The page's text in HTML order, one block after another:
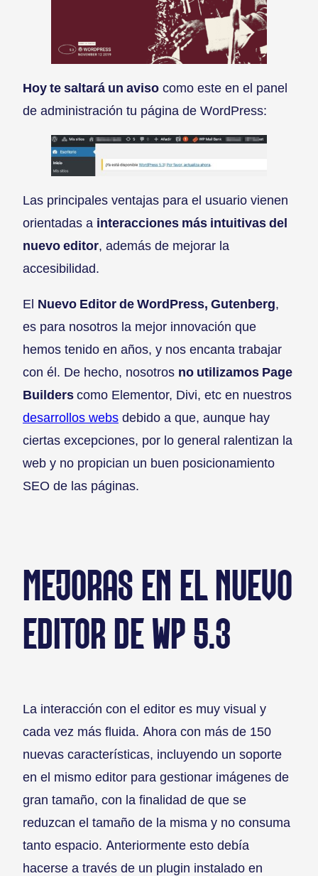
Hoy te saltará un aviso como este en el panel
de administración tu página de WordPress:
Las principales ventajas para el usuario vienen
orientadas a interacciones más intuitivas del
nuevo editor, además de mejorar la
accesibilidad.
El Nuevo Editor de WordPress, Gutenberg,
es para nosotros la mejor innovación que
hemos tenido en años, y nos encanta trabajar
con él. De hecho, nosotros no utilizamos Page
Builderscomo Elementor, Divi, etc en nuestros
desarrollos webs debido a que, aunque hay
ciertas excepciones, por lo general ralentizan la
web y no propician un buen posicionamiento
SEO de las páginas.
MEJORAS EN EL NUEVO
EDITOR DE WP 5.3
La interacción con el editor es muy visual y
cada vez más fluida. Ahora con más de 150
nuevas características, incluyendo un soporte
en el mismo editor para gestionar imágenes de
gran tamaño, con la finalidad de que se
reduzcan el tamaño de la misma y no consuma
tanto espacio. Anteriormente esto debía
hacerse a través de un plugin instalado en